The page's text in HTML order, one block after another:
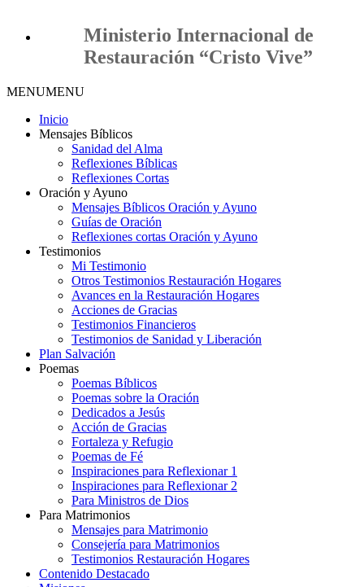
Ministerio Internacional de
Restauración “Cristo Vive”
MENUMENU
Inicio
Mensajes Bíblicos
Sanidad del Alma
Reflexiones Bíblicas
Reflexiones Cortas
Oración y Ayuno
Mensajes Bíblicos Oración y Ayuno
Guías de Oración
Reflexiones cortas Oración y Ayuno
Testimonios
Mi Testimonio
Otros Testimonios Restauración Hogares
Avances en la Restauración Hogares
Acciones de Gracias
Testimonios Financieros
Testimonios de Sanidad y Liberación
Plan Salvación
Poemas
Poemas Bíblicos
Poemas sobre la Oración
Dedicados a Jesús
Acción de Gracias
Fortaleza y Refugio
Poemas de Fé
Inspiraciones para Reflexionar 1
Inspiraciones para Reflexionar 2
Para Ministros de Dios
Para Matrimonios
Mensajes para Matrimonio
Consejería para Matrimonios
Testimonios Restauración Hogares
Contenido Destacado